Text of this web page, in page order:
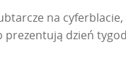
na
prezentują dzień